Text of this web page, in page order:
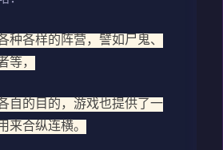
种各样的阵营，譬如尸鬼、
等，
自的目的，游戏也提供了一
来合纵连横。